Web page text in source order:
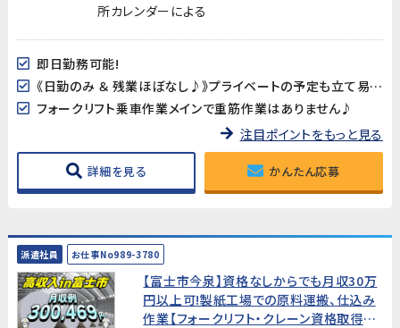
所カレンダーによる
即日勤務可能!
《日勤のみ ＆ 残業ほぼなし♪》プライベートの予定も立て易い!
フォークリフト乗車作業メインで重筋作業はありません♪
注目ポイントをもっと見る
詳細を見る かんたん応募
派遣社員 お仕事No989-3780
【富士市今泉】資格なしからでも月収30万
円以上可!製紙工場での原料運搬、仕込み
作業【フォークリフト・クレーン資格取得支